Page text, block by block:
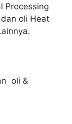
Processing
oli Heat
oli &